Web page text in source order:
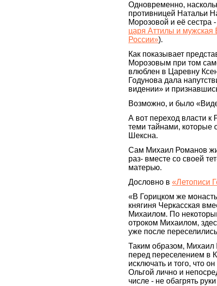
Одновременно,
противницей Натальи
Морозовой и её сестра
царя Аттилы и мужская
России»).
Как показывает
Морозовым при том
влюблен в Царевну
Годунова дала
видении» и
Возможно, и было
А вот переход власти к
теми тайнами, которые
Шексна.
Сам Михаил Романов
раз- вместе со своей
матерью.
Дословно в «Летописи
«В Горицком же
княгиня Черкасская
Михаилом. По
отроком Михаилом,
уже после
Таким образом,
перед переселением в
исключать и того, что
Ольгой лично и
числе - не обагрять